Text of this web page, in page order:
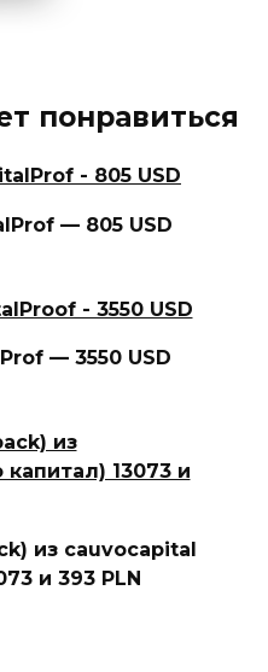
понравиться
— 805 USD
— 3550 USD
из cauvocapital
и 393 PLN